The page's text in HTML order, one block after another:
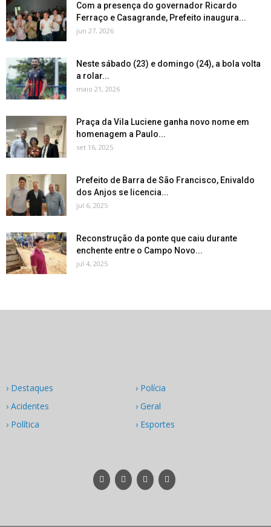
Com a presença do governador Ricardo
Ferraço e Casagrande, Prefeito inaugura...
jun 27, 2026
Neste sábado (23) e domingo (24), a bola volta
a rolar...
maio 21, 2026
Praça da Vila Luciene ganha novo nome em
homenagem a Paulo...
set 16, 2025
Prefeito de Barra de São Francisco, Enivaldo
dos Anjos se licencia...
jul 6, 2025
Reconstrução da ponte que caiu durante
enchente entre o Campo Novo...
jul 4, 2025
› Destaques
› Acidentes
› Política
› Polícia
› Geral
› Esportes